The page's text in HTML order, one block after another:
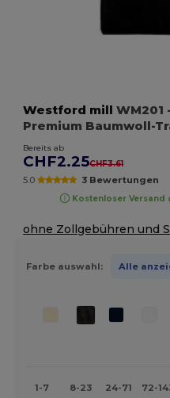
Westford mill WM201
Premium Baumwoll-
Bereits ab
CHF2.25CHF3.61
5.0 3 Bewertungen
Kostenloser Versand
ohne Zollgebühren und
Farbe auswahl: Alle
1-7 8-23 24-71 72-